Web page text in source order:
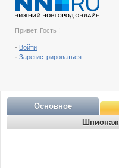
Привет, Гость !
- Войти
- Зарегистрироваться
Основное
Шпионаж